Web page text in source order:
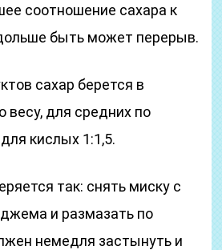
соотношение сахара к
быть может перерыв.
сахар берется в
весу, для средних по
кислых 1:1,5.
так: снять миску с
джема и размазать по
немедля застынуть и